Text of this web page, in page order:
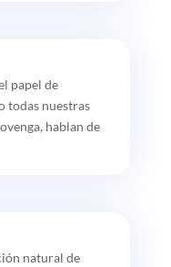
papel de
todas nuestras
hablan de
natural de